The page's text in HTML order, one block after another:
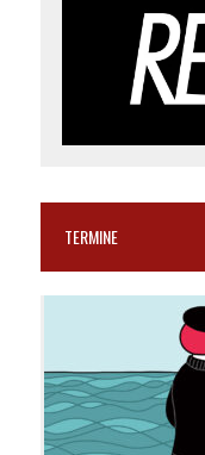
TERMINE